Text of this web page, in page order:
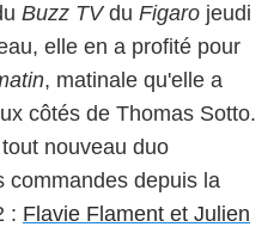
Buzz TVdu Figaro jeudi
elle en a profité pour
, matinale qu'elle a
côtés de Thomas Sotto.
nouveau duo
commandes depuis la
: Flavie Flament et Julien